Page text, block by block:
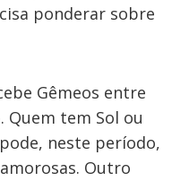
ponderar sobre
Gêmeos entre
Quem tem Sol ou
neste período,
Outro